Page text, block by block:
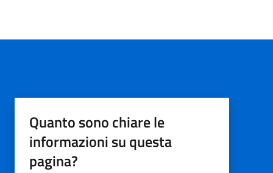
Quanto sono chiare le
informazioni su questa
pagina?